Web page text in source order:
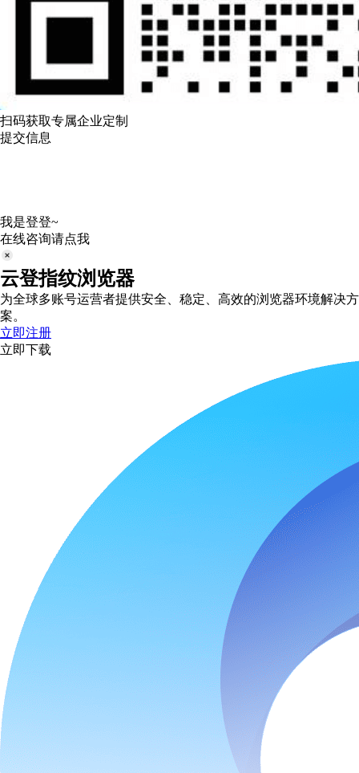
扫码获取专属企业定制
提交信息
我是登登~
在线咨询请点我
云登指纹浏览器
为全球多账号运营者提供安全、稳定、高效的浏览器环境解决方
案。
立即注册
立即下载